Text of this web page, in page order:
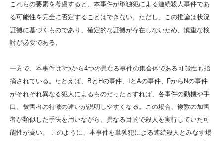
これらの要素を考慮すると、本事件が単独犯による連続殺人事件であ
る可能性を完全に否定することはできない。ただし、この推論は状況
証拠に基づくものであり、確定的な証拠が存在しないため、慎重な検
討が必要である。
一方で、本事件は3つから4つの異なる事件の集合体である可能性も指
摘されている。たとえば、BとHの事件、IとAの事件、FからNの事件
がそれぞれ異なる犯人によるものだったとすれば、各事件の動機や手
口、被害者の特徴の違いが説明しやすくなる。この場合、複数の加害
者が類似した手法を用いながら、異なる目的で殺人を実行していた可
能性が高い。 このように、本事件を単独犯による連続殺人とみなす場